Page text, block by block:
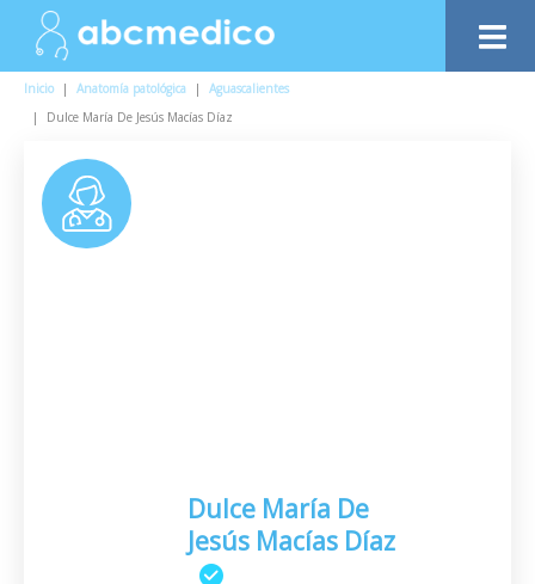
Inicio | Anatomía patológica |
Aguascalientes
|
Dulce María De Jesús Macías Díaz
Dulce María De
Jesús Macías Díaz